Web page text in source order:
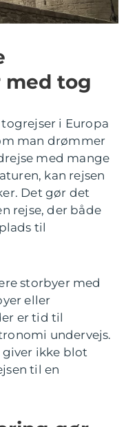
med tog
i Europa
man drømmer
med mange
kan rejsen
Det gør det
rejse, der både
til
storbyer med
eller
er tid til
undervejs.
ikke blot
til en